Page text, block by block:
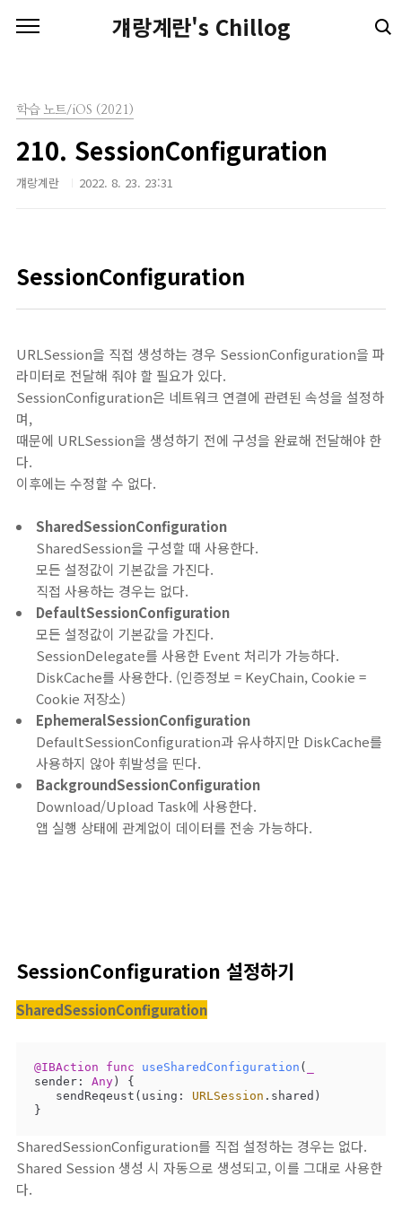
걔랑계란's Chillog
학습 노트/iOS (2021)
210. SessionConfiguration
걔랑계란 2022. 8. 23. 23:31
SessionConfiguration
URLSession을 직접 생성하는 경우 SessionConfiguration을 파
라미터로 전달해 줘야 할 필요가 있다.
SessionConfiguration은 네트워크 연결에 관련된 속성을 설정하
며,
때문에 URLSession을 생성하기 전에 구성을 완료해 전달해야 한
다.
이후에는 수정할 수 없다.
SharedSessionConfiguration
SharedSession을 구성할 때 사용한다.
모든 설정값이 기본값을 가진다.
직접 사용하는 경우는 없다.
DefaultSessionConfiguration
모든 설정값이 기본값을 가진다.
SessionDelegate를 사용한 Event 처리가 가능하다.
DiskCache를 사용한다. (인증정보 = KeyChain, Cookie =
Cookie 저장소)
EphemeralSessionConfiguration
DefaultSessionConfiguration과 유사하지만 DiskCache를
사용하지 않아 휘발성을 띤다.
BackgroundSessionConfiguration
Download/Upload Task에 사용한다.
앱 실행 상태에 관계없이 데이터를 전송 가능하다.
SessionConfiguration 설정하기
SharedSessionConfiguration
@IBAction func useSharedConfiguration (
sender : Any )
{
   sendReqeust(using:
URLSession .shared)
}
SharedSessionConfiguration를 직접 설정하는 경우는 없다.
Shared Session 생성 시 자동으로 생성되고, 이를 그대로 사용한
다.